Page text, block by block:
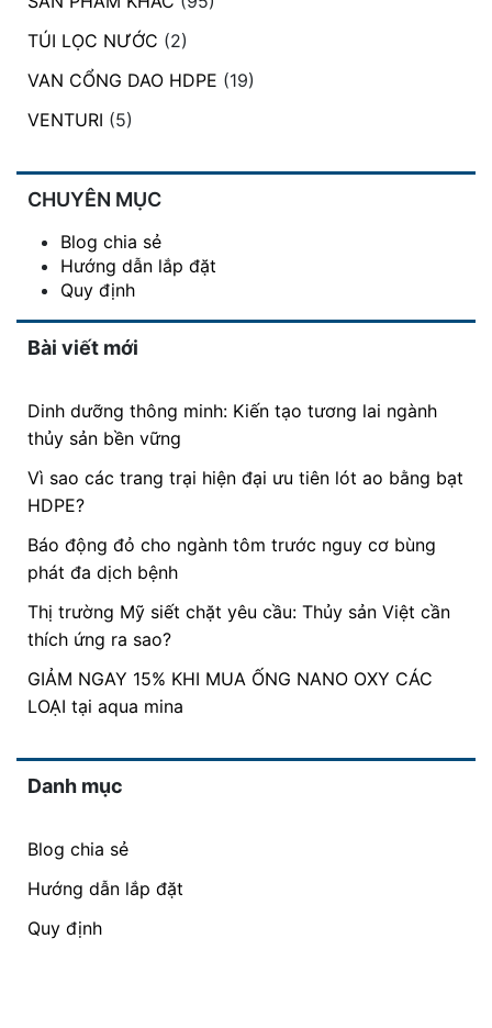
TÚI LỌC NƯỚC (2)
VAN CỔNG DAO HDPE (19)
VENTURI (5)
CHUYÊN MỤC
Blog chia sẻ
Hướng dẫn lắp đặt
Quy định
Bài viết mới
Dinh dưỡng thông minh: Kiến tạo tương lai ngành
thủy sản bền vững
Vì sao các trang trại hiện đại ưu tiên lót ao bằng bạt
HDPE?
Báo động đỏ cho ngành tôm trước nguy cơ bùng
phát đa dịch bệnh
Thị trường Mỹ siết chặt yêu cầu: Thủy sản Việt cần
thích ứng ra sao?
GIẢM NGAY 15% KHI MUA ỐNG NANO OXY CÁC
LOẠI tại aqua mina
Danh mục
Blog chia sẻ
Hướng dẫn lắp đặt
Quy định